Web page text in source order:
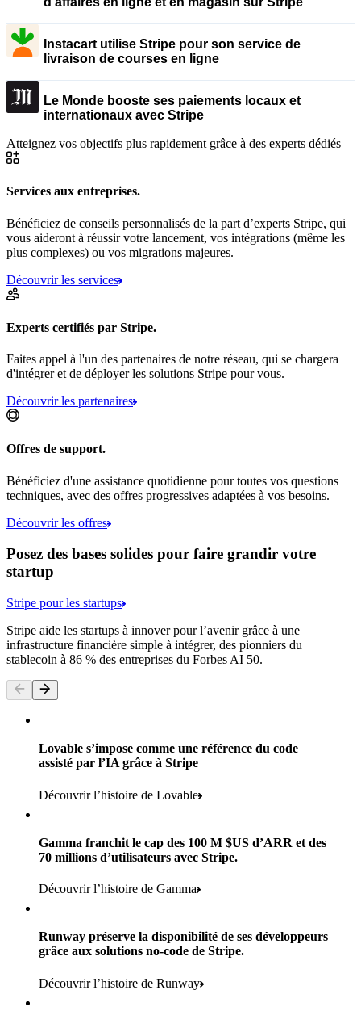
agences dans le monde entier
Plus de 5
marques grand public
Plus de 700
Instacart utilise Stripe pour son service de
livraison de courses en ligne
acheteurs
Le Monde booste ses paiements locaux et
internationaux avec Stripe
Atteignez vos objectifs plus rapidement grâce à des experts dédiés
Services aux entreprises.
Bénéficiez de conseils personnalisés de la part d’experts Stripe, qui
vous aideront à réussir votre lancement, vos intégrations (même les
plus complexes) ou vos migrations majeures.
Découvrir les services
Experts certifiés par Stripe.
Faites appel à l'un des partenaires de notre réseau, qui se chargera
d'intégrer et de déployer les solutions Stripe pour vous.
Découvrir les partenaires
Offres de support.
Bénéficiez d'une assistance quotidienne pour toutes vos questions
techniques, avec des offres progressives adaptées à vos besoins.
Découvrir les offres
Posez des bases solides pour faire grandir votre
startup
Stripe pour les startups
Stripe aide les startups à innover pour l’avenir grâce à une
infrastructure financière simple à intégrer, des pionniers du
stablecoin à 86 % des entreprises du Forbes AI 50.
Lovable s’impose comme une référence du code
assisté par l’IA grâce à Stripe
Découvrir l’histoire de Lovable
Gamma franchit le cap des 100 M $US d’ARR et des
70 millions d’utilisateurs avec Stripe.
Découvrir l’histoire de Gamma
Runway préserve la disponibilité de ses développeurs
grâce aux solutions no-code de Stripe.
Découvrir l’histoire de Runway